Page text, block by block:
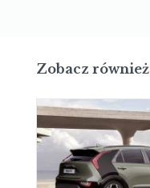
Zobacz również